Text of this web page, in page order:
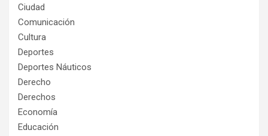
Ciudad
Comunicación
Cultura
Deportes
Deportes Náuticos
Derecho
Derechos
Economía
Educación